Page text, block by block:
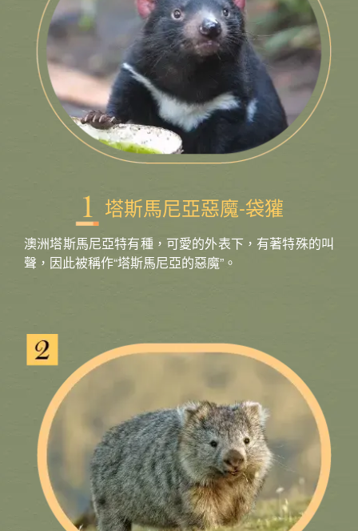
塔斯馬尼亞惡魔-袋獾
澳洲塔斯馬尼亞特有種，可愛的外表下，有著特殊的叫
聲，因此被稱作“塔斯馬尼亞的惡魔”。